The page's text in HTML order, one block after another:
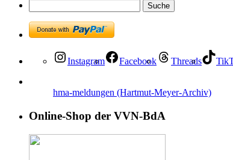
Instagram Facebook Threads
hma-meldungen (Hartmut-Meyer-Archiv)
Online-Shop der VVN-BdA